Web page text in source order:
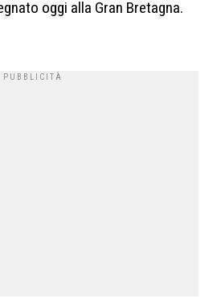
oggi alla Gran Bretagna.